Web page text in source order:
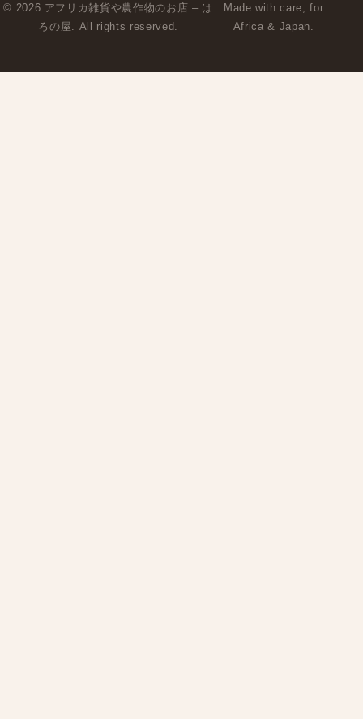
© 2026 アフリカ雑貨や農作物のお店 – は
ろの屋. All rights reserved.
Made with care, for
Africa & Japan.